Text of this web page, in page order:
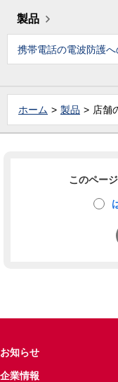
製品
携帯電話の電波防護
ホーム 製品 店舗
このペー
お知らせ
企業情報